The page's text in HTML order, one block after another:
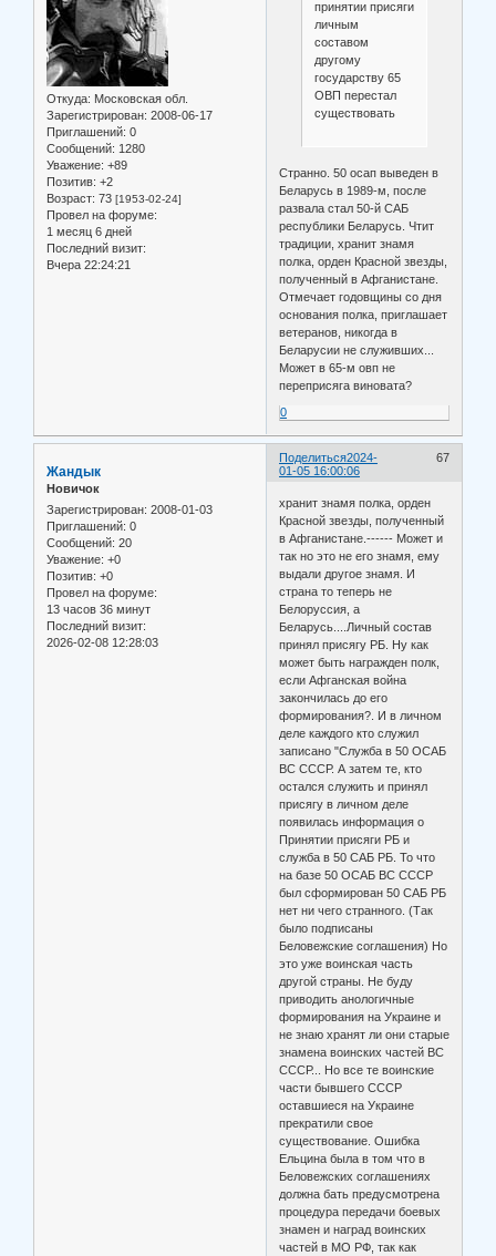
Откуда: Московская обл.
Зарегистрирован: 2008-06-17
Приглашений: 0
Сообщений: 1280
Уважение: +89
Позитив: +2
Возраст: 73 [1953-02-24]
Провел на форуме:
1 месяц 6 дней
Последний визит:
Вчера 22:24:21
принятии присяги
личным
составом
другому
государству 65
ОВП перестал
существовать
Странно. 50 осап выведен в
Беларусь в 1989-м, после
развала стал 50-й САБ
республики Беларусь. Чтит
традиции, хранит знамя
полка, орден Красной звезды,
полученный в Афганистане.
Отмечает годовщины со дня
основания полка, приглашает
ветеранов, никогда в
Беларусии не служивших...
Может в 65-м овп не
переприсяга виновата?
0
Поделиться 67
2024-
01-05 16:00:06
Жандык
Новичок
Зарегистрирован: 2008-01-03
Приглашений: 0
Сообщений: 20
Уважение: +0
Позитив: +0
Провел на форуме:
13 часов 36 минут
Последний визит:
2026-02-08 12:28:03
хранит знамя полка, орден
Красной звезды, полученный
в Афганистане.------ Может и
так но это не его знамя, ему
выдали другое знамя. И
страна то теперь не
Белоруссия, а
Беларусь....Личный состав
принял присягу РБ. Ну как
может быть награжден полк,
если Афганская война
закончилась до его
формирования?. И в личном
деле каждого кто служил
записано "Служба в 50 ОСАБ
ВС СССР. А затем те, кто
остался служить и принял
присягу в личном деле
появилась информация о
Принятии присяги РБ и
служба в 50 САБ РБ. То что
на базе 50 ОСАБ ВС СССР
был сформирован 50 САБ РБ
нет ни чего странного. (Так
было подписаны
Беловежские соглашения) Но
это уже воинская часть
другой страны. Не буду
приводить анологичные
формирования на Украине и
не знаю хранят ли они старые
знамена воинских частей ВС
СССР... Но все те воинские
части бывшего СССР
оставшиеся на Украине
прекратили свое
существование. Ошибка
Ельцина была в том что в
Беловежских соглашениях
должна бать предусмотрена
процедура передачи боевых
знамен и наград воинских
частей в МО РФ, так как